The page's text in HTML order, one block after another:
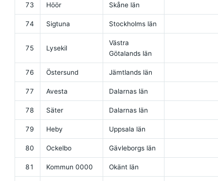
73 Höör Skåne län
74 Sigtuna Stockholms län
75 Lysekil
Västra
Götalands län
76 Östersund Jämtlands län
77 Avesta Dalarnas län
78 Säter Dalarnas län
79 Heby Uppsala län
80 Ockelbo Gävleborgs län
81 Kommun 0000 Okänt län